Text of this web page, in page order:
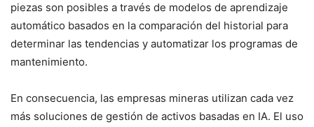
piezas son posibles a través de modelos de aprendizaje
automático basados en la comparación del historial para
determinar las tendencias y automatizar los programas de
mantenimiento.
En consecuencia, las empresas mineras utilizan cada vez
más soluciones de gestión de activos basadas en IA. El uso